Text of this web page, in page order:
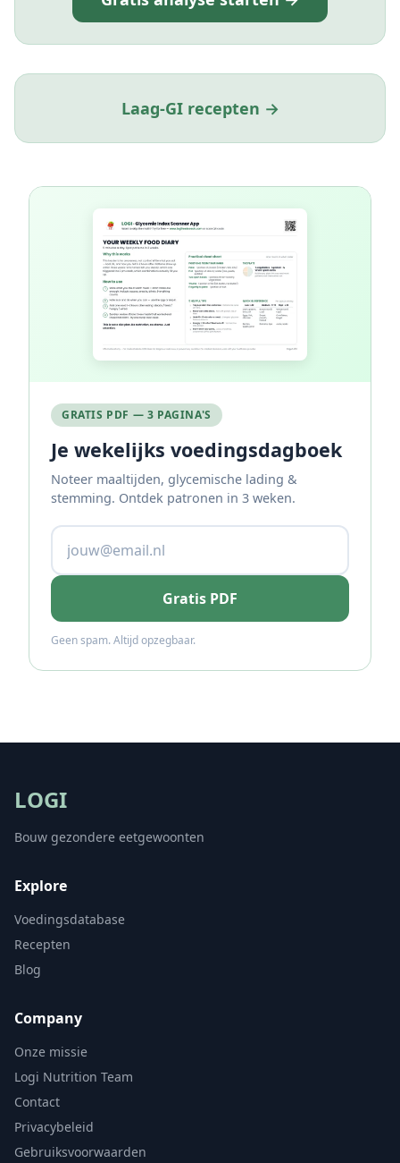
Laag-GI recepten →
GRATIS PDF — 3 PAGINA'S
Je wekelijks voedingsdagboek
Noteer maaltijden, glycemische lading &
stemming. Ontdek patronen in 3 weken.
Gratis PDF
Geen spam. Altijd opzegbaar.
LOGI
Bouw gezondere eetgewoonten
Explore
Voedingsdatabase
Recepten
Blog
Company
Onze missie
Logi Nutrition Team
Contact
Privacybeleid
Gebruiksvoorwaarden